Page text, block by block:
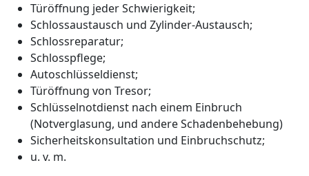
Türöffnung jeder Schwierigkeit;
Schlossaustausch und Zylinder-Austausch;
Schlossreparatur;
Schlosspflege;
Autoschlüsseldienst;
Türöffnung von Tresor;
Schlüsselnotdienst nach einem Einbruch
(Notverglasung, und andere Schadenbehebung)
Sicherheitskonsultation und Einbruchschutz;
u. v. m.